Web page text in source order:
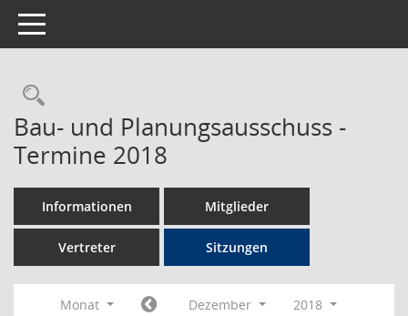
Toggle navigation
Rechercheauswahl
Bau- und Planungsausschuss -
Termine 2018
Informationen Mitglieder
Vertreter Sitzungen
Monat Dezember
2018